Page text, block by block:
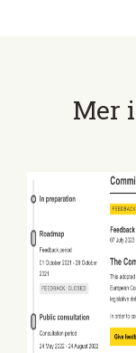
Mer